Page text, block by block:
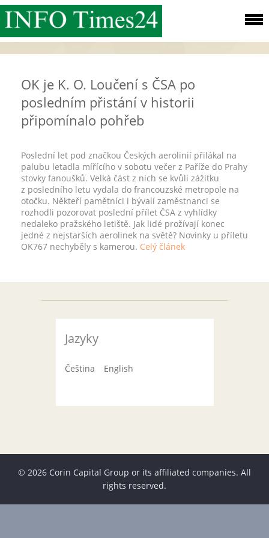
OK je K. O. Loučení s ČSA po
posledním přistání v historii
připomínalo pohřeb
Poslední let pod značkou Českých aerolinií přilákal na
palubu letadla mířícího v sobotu večer z Paříže do Prahy
stovky fanoušků. Velká část z nich se kvůli zážitku
z posledního letu vydala do francouzské metropole na
otočku. Někteří pamětníci i bývalí zaměstnanci se
rozhodli pozorovat poslední přílet ČSA z vyhlídky
nedaleko pražského letiště. Jak lidé prožívají konec
jedné z nejstarších aerolinek na světě? Novinky u příletu
OK767 nechyběly s kamerou. Celý článek
Jazyky
Čeština English
© 2026 Corin Capital Group or its affiliated companies. All
rights reserved.